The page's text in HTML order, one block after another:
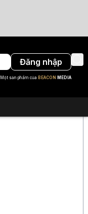
Đăng nhập
Một sản phẩm của BEACON MEDIA